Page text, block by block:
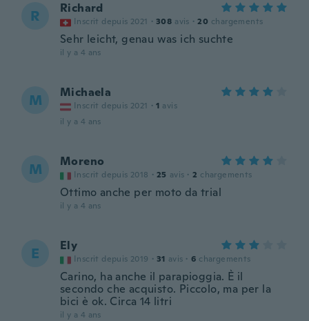
R Richard
Inscrit depuis 2021 · 308 avis · 20 chargements
Sehr leicht, genau was ich suchte
il y a 4 ans
M Michaela
Inscrit depuis 2021 · 1 avis
il y a 4 ans
M Moreno
Inscrit depuis 2018 · 25 avis · 2 chargements
Ottimo anche per moto da trial
il y a 4 ans
E Ely
Inscrit depuis 2019 · 31 avis · 6 chargements
Carino, ha anche il parapioggia. È il
secondo che acquisto. Piccolo, ma per la
bici è ok. Circa 14 litri
il y a 4 ans